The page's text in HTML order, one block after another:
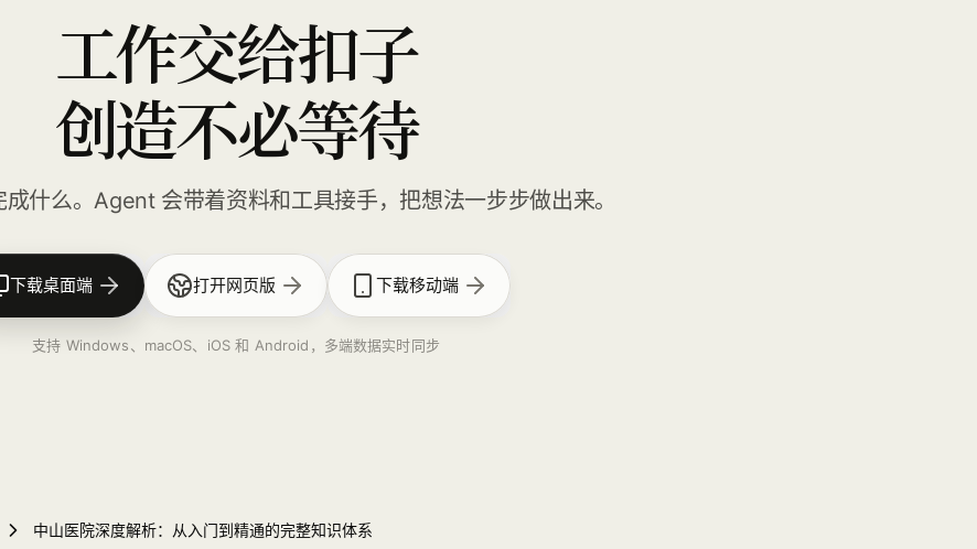
工作交给扣子
创造不必等待
什么。Agent 会带着资料和工具接手，把想法一步步做出来。
下载桌面端 打开网页版 下载移动端
支持 Windows、macOS、iOS 和 Android，多端数据实时同步
中山医院深度解析：从入门到精通的完整知识体系